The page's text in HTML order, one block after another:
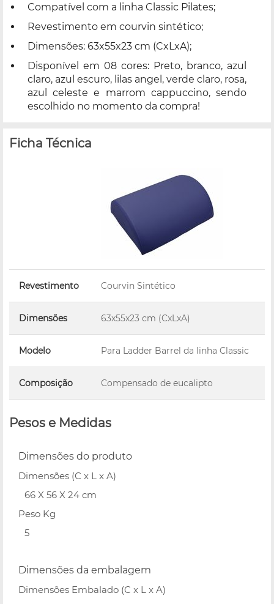
Compatível com a linha Classic Pilates;
Revestimento em courvin sintético;
Dimensões: 63x55x23 cm (CxLxA);
Disponível em 08 cores: Preto, branco, azul
claro, azul escuro, lilas angel, verde claro, rosa,
azul celeste e marrom cappuccino, sendo
escolhido no momento da compra!
Ficha Técnica
Revestimento Courvin Sintético
Dimensões 63x55x23 cm (CxLxA)
Modelo Para Ladder Barrel da linha Classic
Composição Compensado de eucalipto
Pesos e Medidas
Dimensões do produto
Dimensões (C x L x A)
66 X 56 X 24 cm
Peso Kg
5
Dimensões da embalagem
Dimensões Embalado (C x L x A)